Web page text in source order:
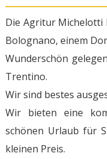
Die Agritur Michelotti
Bolognano, einem
Wunderschön
Trentino.
Wir sind bestes
Wir bieten eine
schönen Urlaub für
kleinen Preis.